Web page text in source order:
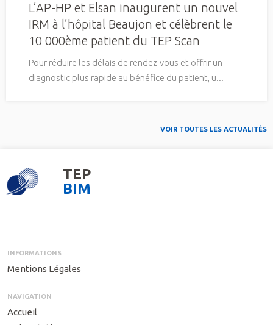
L’AP-HP et Elsan inaugurent un nouvel
IRM à l’hôpital Beaujon et célèbrent le
10 000ème patient du TEP Scan
Pour réduire les délais de rendez-vous et offrir un
diagnostic plus rapide au bénéfice du patient, u...
VOIR TOUTES LES ACTUALITÉS
TEP
BIM
INFORMATIONS
Mentions Légales
NAVIGATION
Accueil